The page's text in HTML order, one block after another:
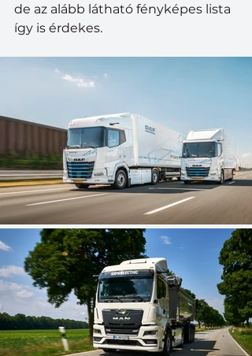
de az alább látható fényképes lista
így is érdekes.